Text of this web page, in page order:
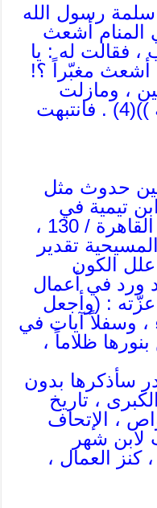
رسول الله
المنام أشعث
، فقالت له : يا
أشعث مغبّراً ؟!
، ومازلت
أحفر القبور له ولأصحابه ))(4) . فانتبهت
حدوث مثل
تيمية في
كتابه (رأس الحسين) ط القاهرة / 130 ،
تقدير
الكون
ورد في أعمال
19 ـ 20 قول عزّته : (وأجعل
، وسفلاً آيات في
ظلاماً ،
سأذكرها بدون
، تاريخ
، الإتحاف
لابن شهر
كنز العمال ،